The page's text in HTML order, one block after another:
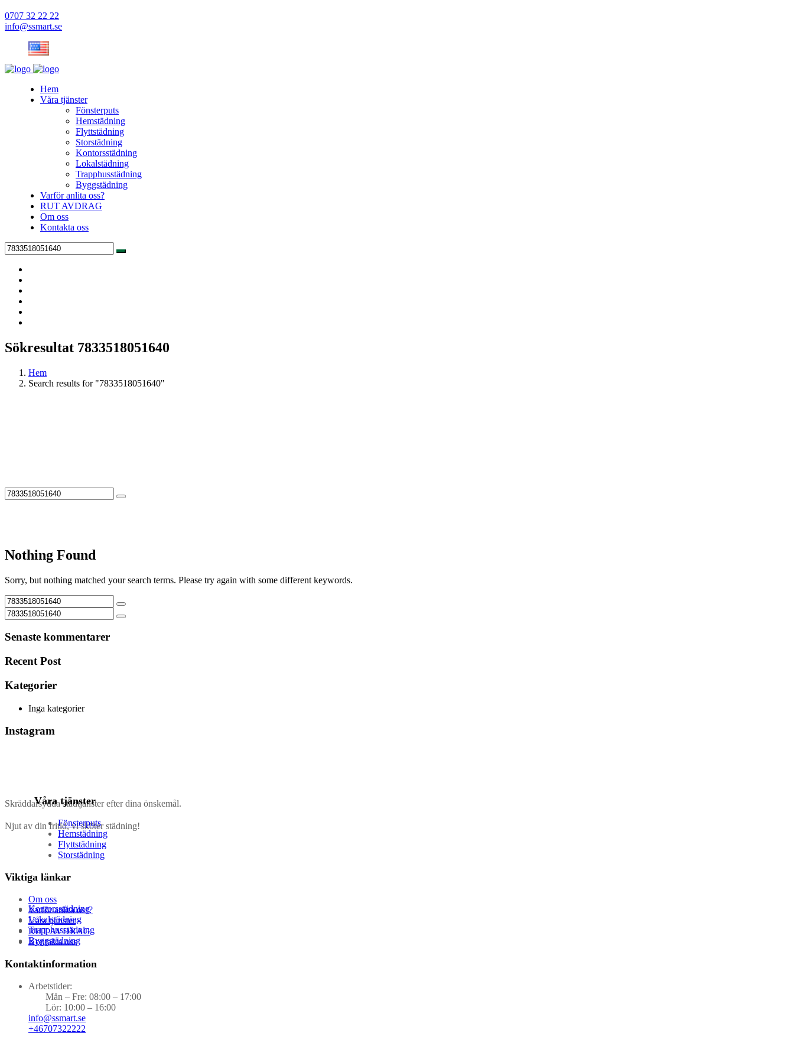
0707 32 22 22
info@ssmart.se
Hem
Våra tjänster
Fönsterputs
Hemstädning
Flyttstädning
Storstädning
Kontorsstädning
Lokalstädning
Trapphusstädning
Byggstädning
Varför anlita oss?
RUT AVDRAG
Om oss
Kontakta oss
Sökresultat 7833518051640
Hem
Search results for "7833518051640"
Nothing Found
Sorry, but nothing matched your search terms. Please try again with some different keywords.
Senaste kommentarer
Recent Post
Kategorier
Inga kategorier
Instagram
Skräddarsydda städtjänster efter dina önskemål.
Njut av din fritid, vi sköter städning!
Våra tjänster
Fönsterputs
Hemstädning
Flyttstädning
Storstädning
Kontorsstädning
Lokalstädning
Trapphusstädning
Byggstädning
Viktiga länkar
Om oss
Varför anlita oss?
Våra tjänster
RUT AVDRAG
Kontakta oss
Kontaktinformation
Arbetstider:
Mån – Fre: 08:00 – 17:00
Lör: 10:00 – 16:00
info@ssmart.se
+46707322222